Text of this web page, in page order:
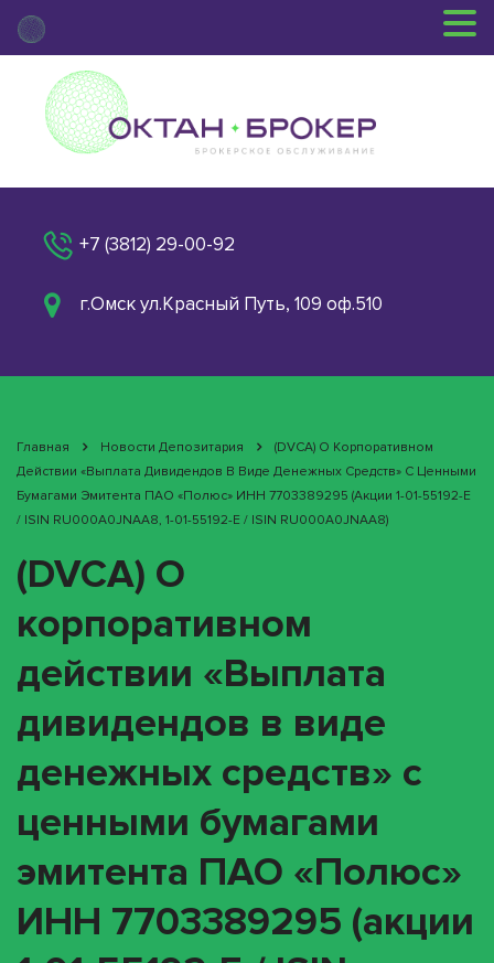
+7 (3812) 29-00-92
г.Омск ул.Красный Путь, 109 оф.510
Главная Новости Депозитария
(DVCA) О Корпоративном
Действии «Выплата Дивидендов В Виде Денежных Средств» С Ценными
Бумагами Эмитента ПАО «Полюс» ИНН 7703389295 (акции 1-01-55192-E
/ ISIN RU000A0JNAA8, 1-01-55192-E / ISIN RU000A0JNAA8)
(DVCA) О
корпоративном
действии «Выплата
дивидендов в виде
денежных средств» с
ценными бумагами
эмитента ПАО «Полюс»
ИНН 7703389295 (акции